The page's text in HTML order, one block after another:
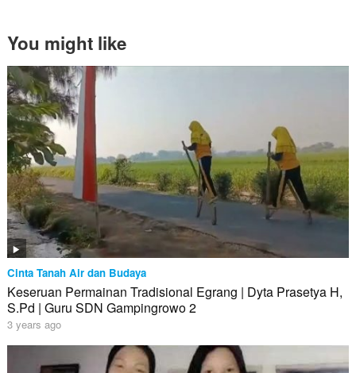
You might like
Cinta Tanah Air dan Budaya
Keseruan Permainan Tradisional Egrang | Dyta Prasetya H,
S.Pd | Guru SDN Gampingrowo 2
3 years ago